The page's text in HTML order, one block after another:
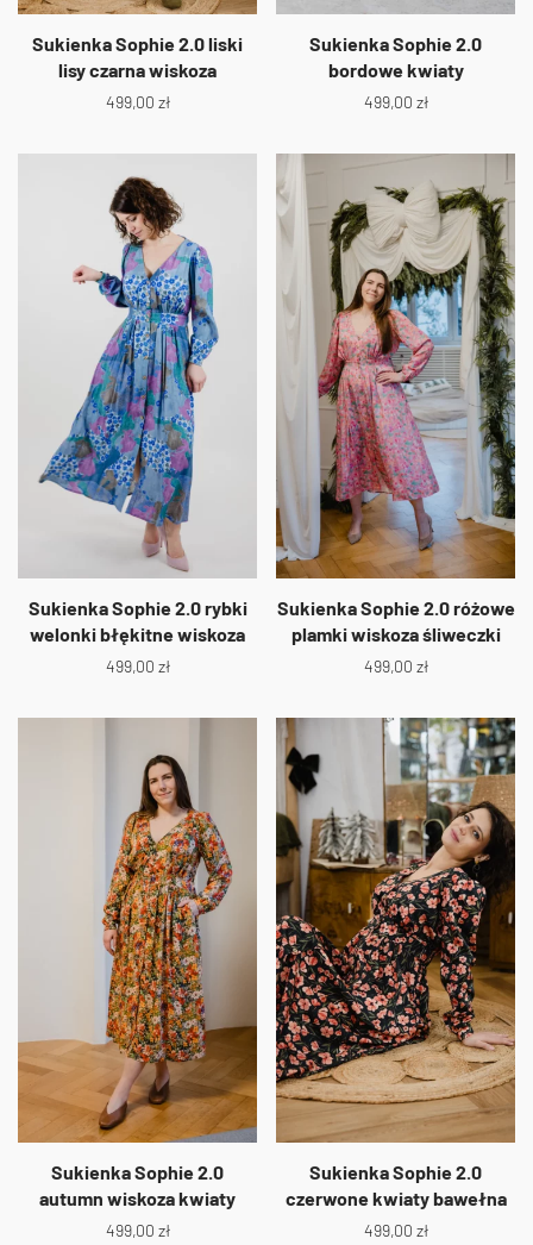
Sukienka Sophie 2.0 liski
lisy czarna wiskoza
499,00 zł
Sukienka Sophie 2.0
bordowe kwiaty
499,00 zł
Sukienka Sophie 2.0 rybki
welonki błękitne wiskoza
499,00 zł
Sukienka Sophie 2.0 różowe
plamki wiskoza śliweczki
499,00 zł
Sukienka Sophie 2.0
autumn wiskoza kwiaty
499,00 zł
Sukienka Sophie 2.0
czerwone kwiaty bawełna
499,00 zł